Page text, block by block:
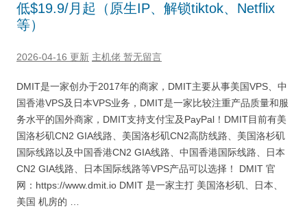
低$19.9/月起（原生IP、解锁tiktok、Netflix
等）
2026-04-16 更新 主机佬 暂无留言
DMIT是一家创办于2017年的商家，DMIT主要从事美国VPS、中
国香港VPS及日本VPS业务，DMIT是一家比较注重产品质量和服
务水平的国外商家，DMIT支持支付宝及PayPal！DMIT目前有美
国洛杉矶CN2 GIA线路、美国洛杉矶CN2高防线路、美国洛杉矶
国际线路以及中国香港CN2 GIA线路、中国香港国际线路、日本
CN2 GIA线路、日本国际线路等VPS产品可以选择！ DMIT 官
网：https://www.dmit.io DMIT 是一家主打 美国洛杉矶、日本、
美国 机房的 …